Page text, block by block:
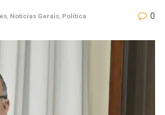
Notícias Gerais Política 0